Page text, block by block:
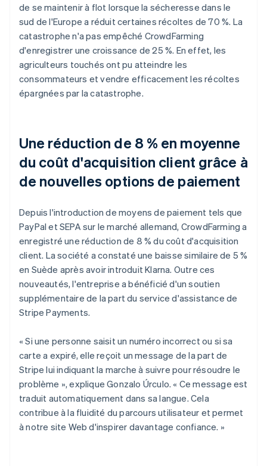
de se maintenir à flot lorsque la sécheresse dans le
sud de l'Europe a réduit certaines récoltes de 70 %. La
catastrophe n'a pas empêché CrowdFarming
d'enregistrer une croissance de 25 %. En effet, les
agriculteurs touchés ont pu atteindre les
consommateurs et vendre efficacement les récoltes
épargnées par la catastrophe.
Une réduction de 8 % en moyenne
du coût d'acquisition client grâce à
de nouvelles options de paiement
Depuis l'introduction de moyens de paiement tels que
PayPal et SEPA sur le marché allemand, CrowdFarming a
enregistré une réduction de 8 % du coût d'acquisition
client. La société a constaté une baisse similaire de 5 %
en Suède après avoir introduit Klarna. Outre ces
nouveautés, l'entreprise a bénéficié d'un soutien
supplémentaire de la part du service d'assistance de
Stripe Payments.
« Si une personne saisit un numéro incorrect ou si sa
carte a expiré, elle reçoit un message de la part de
Stripe lui indiquant la marche à suivre pour résoudre le
problème », explique Gonzalo Úrculo. « Ce message est
traduit automatiquement dans sa langue. Cela
contribue à la fluidité du parcours utilisateur et permet
à notre site Web d'inspirer davantage confiance. »